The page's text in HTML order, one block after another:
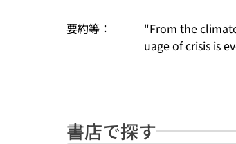
要約等：
"From the
uage of crisis is
書店で探す